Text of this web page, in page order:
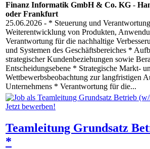
Finanz Informatik GmbH & Co. KG -
oder Frankfurt
25.06.2026 - * Steuerung und
Weiterentwicklung von Produkten,
Verantwortung für die nachhaltige
und Systemen des Geschäftsbereiches *
strategischer Kundenbeziehungen sowie
Entscheidungsebene * Strategische Markt-
Wettbewerbsbeobachtung zur langfristigen
Unternehmens * Verantwortung für die...
Teamleitung Grundsatz
*